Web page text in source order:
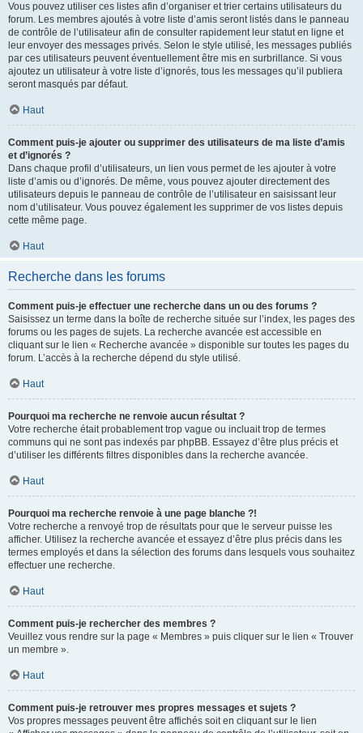
Vous pouvez utiliser ces listes afin d’organiser et trier certains utilisateurs du
forum. Les membres ajoutés à votre liste d’amis seront listés dans le panneau
de contrôle de l’utilisateur afin de consulter rapidement leur statut en ligne et
leur envoyer des messages privés. Selon le style utilisé, les messages publiés
par ces utilisateurs peuvent éventuellement être mis en surbrillance. Si vous
ajoutez un utilisateur à votre liste d’ignorés, tous les messages qu’il publiera
seront masqués par défaut.
Haut
Comment puis-je ajouter ou supprimer des utilisateurs de ma liste d’amis
et d’ignorés ?
Dans chaque profil d’utilisateurs, un lien vous permet de les ajouter à votre
liste d’amis ou d’ignorés. De même, vous pouvez ajouter directement des
utilisateurs depuis le panneau de contrôle de l’utilisateur en saisissant leur
nom d’utilisateur. Vous pouvez également les supprimer de vos listes depuis
cette même page.
Haut
Recherche dans les forums
Comment puis-je effectuer une recherche dans un ou des forums ?
Saisissez un terme dans la boîte de recherche située sur l’index, les pages des
forums ou les pages de sujets. La recherche avancée est accessible en
cliquant sur le lien « Recherche avancée » disponible sur toutes les pages du
forum. L’accès à la recherche dépend du style utilisé.
Haut
Pourquoi ma recherche ne renvoie aucun résultat ?
Votre recherche était probablement trop vague ou incluait trop de termes
communs qui ne sont pas indexés par phpBB. Essayez d’être plus précis et
d’utiliser les différents filtres disponibles dans la recherche avancée.
Haut
Pourquoi ma recherche renvoie à une page blanche ?!
Votre recherche a renvoyé trop de résultats pour que le serveur puisse les
afficher. Utilisez la recherche avancée et essayez d’être plus précis dans les
termes employés et dans la sélection des forums dans lesquels vous souhaitez
effectuer une recherche.
Haut
Comment puis-je rechercher des membres ?
Veuillez vous rendre sur la page « Membres » puis cliquer sur le lien « Trouver
un membre ».
Haut
Comment puis-je retrouver mes propres messages et sujets ?
Vos propres messages peuvent être affichés soit en cliquant sur le lien